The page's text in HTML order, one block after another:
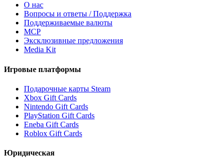
О нас
Вопросы и ответы / Поддержка
Поддерживаемые валюты
MCP
Эксклюзивные предложения
Media Kit
Игровые платформы
Подарочные карты Steam
Xbox Gift Cards
Nintendo Gift Cards
PlayStation Gift Cards
Eneba Gift Cards
Roblox Gift Cards
Юридическая